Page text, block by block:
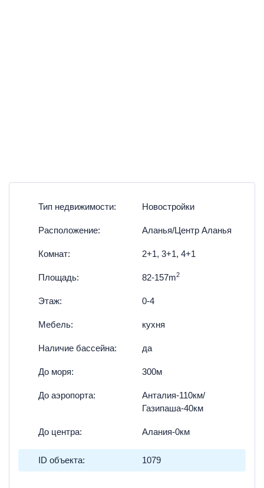
Тип недвижимости: Новостройки
Расположение: Аланья/Центр Аланья
Комнат: 2+1, 3+1, 4+1
Площадь: 82-157m2
Этаж: 0-4
Мебель: кухня
Наличие бассейна: да
До моря: 300м
До аэропорта:
Анталия-110км/
Газипаша-40км
До центра: Алания-0км
ID объекта: 1079